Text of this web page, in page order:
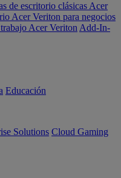
de escritorio clásicas Acer
Acer Veriton para negocios
Acer Veriton Add-In-
Educación
Solutions Cloud Gaming